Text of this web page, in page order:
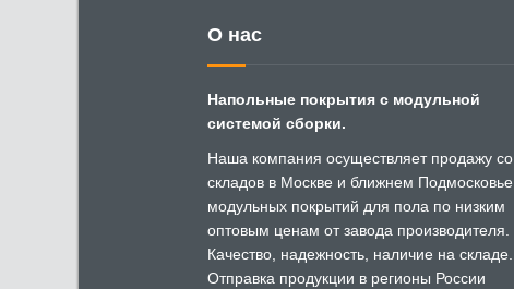
О нас
Напольные покрытия с модульной
системой сборки.
Наша компания осуществляет продажу со
складов в Москве и ближнем Подмосковье
модульных покрытий для пола по низким
оптовым ценам от завода производителя.
Качество, надежность, наличие на складе.
Отправка продукции в регионы России